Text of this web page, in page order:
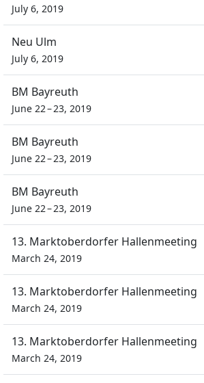
July 6, 2019
Neu Ulm
July 6, 2019
BM Bayreuth
June 22 – 23, 2019
BM Bayreuth
June 22 – 23, 2019
BM Bayreuth
June 22 – 23, 2019
13. Marktoberdorfer Hallenmeeting
March 24, 2019
13. Marktoberdorfer Hallenmeeting
March 24, 2019
13. Marktoberdorfer Hallenmeeting
March 24, 2019